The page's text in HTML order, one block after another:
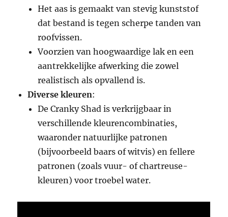
Het aas is gemaakt van stevig kunststof
dat bestand is tegen scherpe tanden van
roofvissen.
Voorzien van hoogwaardige lak en een
aantrekkelijke afwerking die zowel
realistisch als opvallend is.
Diverse kleuren:
De Cranky Shad is verkrijgbaar in
verschillende kleurencombinaties,
waaronder natuurlijke patronen
(bijvoorbeeld baars of witvis) en fellere
patronen (zoals vuur- of chartreuse-
kleuren) voor troebel water.